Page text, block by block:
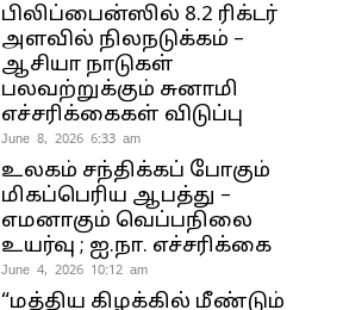
பிலிப்பைன்ஸில் 8.2 ரிக்டர்
அளவில் நிலநடுக்கம் –
ஆசியா நாடுகள்
பலவற்றுக்கும் சுனாமி
எச்சரிக்கைகள் விடுப்பு
June 8, 2026 6:33 am
உலகம் சந்திக்கப் போகும்
மிகப்பெரிய ஆபத்து –
எமனாகும் வெப்பநிலை
உயர்வு ; ஐ.நா. எச்சரிக்கை
June 4, 2026 10:12 am
“மத்திய கிழக்கில் மீண்டும்